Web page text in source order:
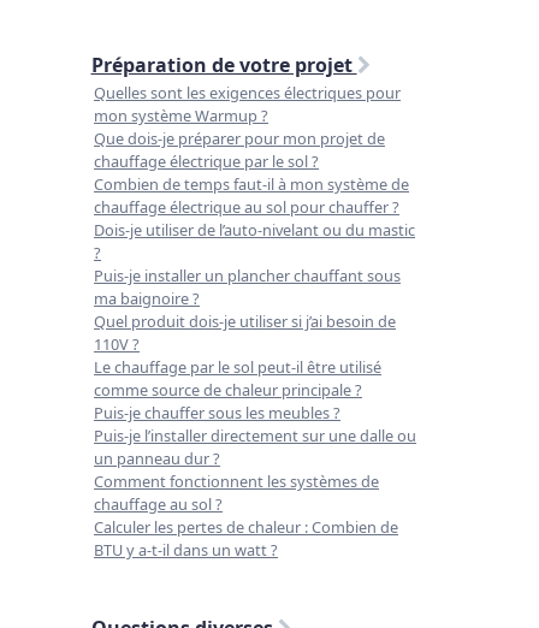
Préparation de votre projet
Quelles sont les exigences électriques pour
mon système Warmup ?
Que dois-je préparer pour mon projet de
chauffage électrique par le sol ?
Combien de temps faut-il à mon système de
chauffage électrique au sol pour chauffer ?
Dois-je utiliser de l’auto-nivelant ou du mastic
?
Puis-je installer un plancher chauffant sous
ma baignoire ?
Quel produit dois-je utiliser si j’ai besoin de
110V ?
Le chauffage par le sol peut-il être utilisé
comme source de chaleur principale ?
Puis-je chauffer sous les meubles ?
Puis-je l’installer directement sur une dalle ou
un panneau dur ?
Comment fonctionnent les systèmes de
chauffage au sol ?
Calculer les pertes de chaleur : Combien de
BTU y a-t-il dans un watt ?